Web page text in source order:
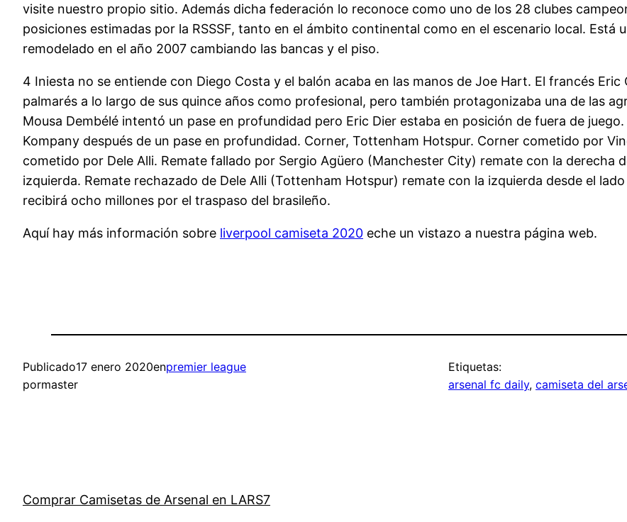
visite nuestro propio sitio. Además dicha federación lo reconoce como uno de los 28 clubes
posiciones estimadas por la RSSSF, tanto en el ámbito continental como en el escenario local. Está
remodelado en el año 2007 cambiando las bancas y el piso.
4 Iniesta no se entiende con Diego Costa y el balón acaba en las manos de Joe Hart. El francés
palmarés a lo largo de sus quince años como profesional, pero también protagonizaba una de las
Mousa Dembélé intentó un pase en profundidad pero Eric Dier estaba en posición de fuera de
Kompany después de un pase en profundidad. Corner, Tottenham Hotspur. Corner cometido por
cometido por Dele Alli. Remate fallado por Sergio Agüero (Manchester City) remate con la derecha
izquierda. Remate rechazado de Dele Alli (Tottenham Hotspur) remate con la izquierda desde el
recibirá ocho millones por el traspaso del brasileño.
Aquí hay más información sobre liverpool camiseta 2020 eche un vistazo a nuestra página web.
Publicado17 enero 2020enpremier league
pormaster
Etiquetas:
arsenal fc daily, camiseta del
Comprar Camisetas de Arsenal en LARS7